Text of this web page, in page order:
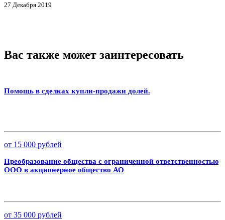
27 Декабря 2019
Вас также может заинтересовать
Помощь в сделках купли-продажи долей.
от 15 000 рублей
Преобразование общества с ограниченной ответственностью
ООО в акционерное общество АО
от 35 000 рублей